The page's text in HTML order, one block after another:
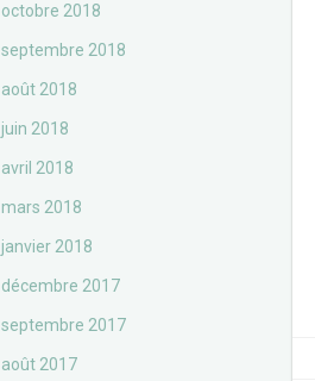
octobre 2018
septembre 2018
août 2018
juin 2018
avril 2018
mars 2018
janvier 2018
décembre 2017
septembre 2017
août 2017